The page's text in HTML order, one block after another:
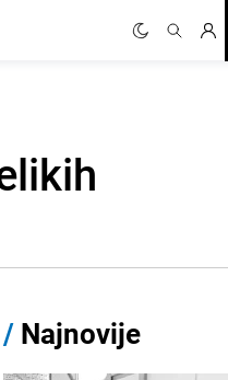
/ Najnovije